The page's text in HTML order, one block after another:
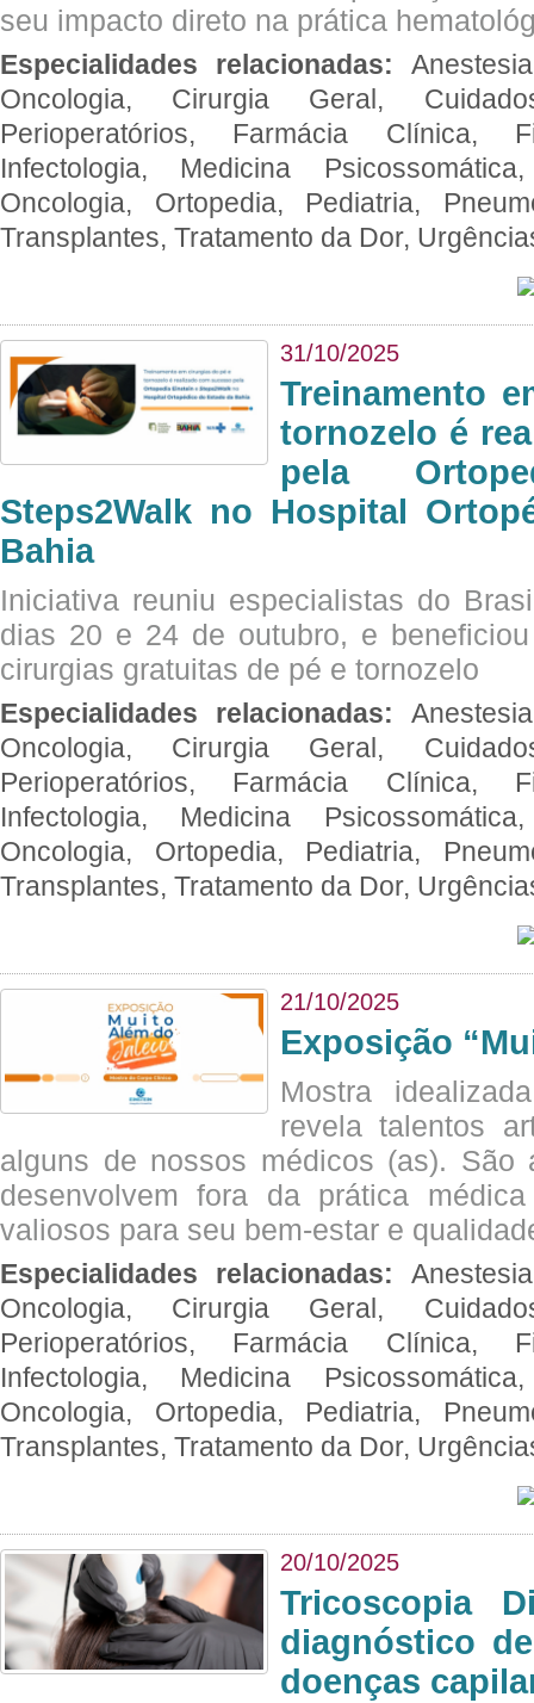
seu impacto direto na prática
Especialidades relacionadas:
Oncologia, Cirurgia Geral,
Perioperatórios, Farmácia Clínica,
Infectologia, Medicina
Oncologia, Ortopedia, Pediatria,
Transplantes, Tratamento da Dor,
31/10/2025
Treinamento
tornozelo é
pela
Steps2Walk no Hospital
Bahia
Iniciativa reuniu especialistas do
dias 20 e 24 de outubro, e
cirurgias gratuitas de pé e tornozelo
Especialidades relacionadas:
Oncologia, Cirurgia Geral,
Perioperatórios, Farmácia Clínica,
Infectologia, Medicina
Oncologia, Ortopedia, Pediatria,
Transplantes, Tratamento da Dor,
21/10/2025
Exposição
Mostra
revela talentos
alguns de nossos médicos (as). São
desenvolvem fora da prática
valiosos para seu bem-estar e
Especialidades relacionadas:
Oncologia, Cirurgia Geral,
Perioperatórios, Farmácia Clínica,
Infectologia, Medicina
Oncologia, Ortopedia, Pediatria,
Transplantes, Tratamento da Dor,
20/10/2025
Tricoscopia
diagnóstico
doenças